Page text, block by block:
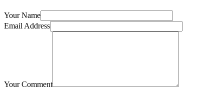
Your Name
Email Address
Your Comment